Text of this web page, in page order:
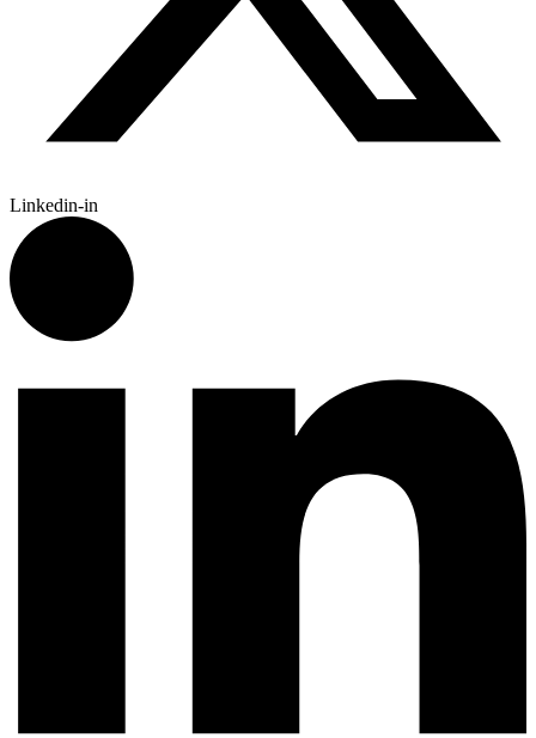
Linkedin-in